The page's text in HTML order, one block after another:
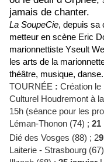
jamais de chanter.
La SoupeCie, depuis sa
metteur en scène Eric
marionnettiste Yseult
les arts de la
théâtre, musique,
TOURNÉE : Création le
Culturel Houdremont à
15h (séance pour les
Léman-Thonon (74) ; 21
Dié des Vosges (88) ; 2
Laiterie - Strasbourg